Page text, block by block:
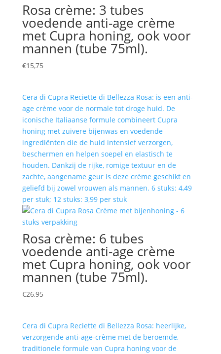
Rosa crème: 3 tubes
voedende anti-age crème
met Cupra honing, ook voor
mannen (tube 75ml).
€15,75
Cera di Cupra Reciette di Bellezza Rosa: is een anti-
age crème voor de normale tot droge huid. De
iconische Italiaanse formule combineert Cupra
honing met zuivere bijenwas en voedende
ingrediënten die de huid intensief verzorgen,
beschermen en helpen soepel en elastisch te
houden. Dankzij de rijke, romige textuur en de
zachte, aangename geur is deze crème geschikt en
geliefd bij zowel vrouwen als mannen. 6 stuks: 4,49
per stuk; 12 stuks: 3,99 per stuk
Rosa crème: 6 tubes
voedende anti-age crème
met Cupra honing, ook voor
mannen (tube 75ml).
€26,95
Cera di Cupra Reciette di Bellezza Rosa: heerlijke,
verzorgende anti-age-crème met de beroemde,
traditionele formule van Cupra honing voor de